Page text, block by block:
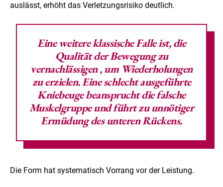
auslässt, erhöht das Verletzungsrisiko deutlich.
Eine weitere klassische Falle ist,die
Qualität der Bewegung zu
vernachlässigen, um Wiederholungen
zu erzielen. Eine schlecht ausgeführte
Kniebeuge beansprucht die falsche
Muskelgruppe und führt zu unnötiger
Ermüdung des unteren Rückens.
Die Form hat systematisch Vorrang vor der Leistung.